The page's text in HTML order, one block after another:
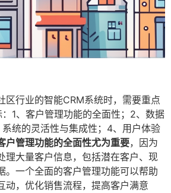
区行业的智能CRM系统时，需要重点
1、客户管理功能的全面性；2、数据
统的灵活性与集成性；4、用户体验
户管理功能的全面性尤为重要，因为
理大量客户信息，包括潜在客户、现
。一个全面的客户管理功能可以帮助
动，优化销售流程，提高客户满意